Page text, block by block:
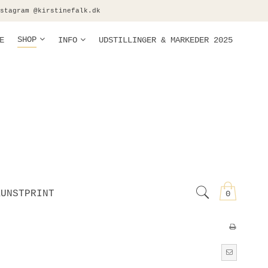
@kirstinefalk.dk
SHOP INFO UDSTILLINGER & MARKEDER 2025
0